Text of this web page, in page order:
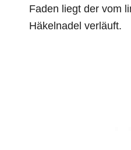
Faden liegt der vom
Häkelnadel verläuft.